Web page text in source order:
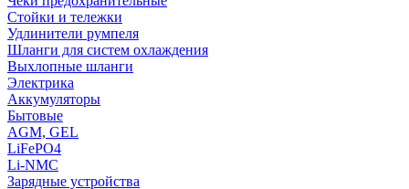
Стойки и тележки
Удлинители румпеля
Шланги для систем охлаждения
Выхлопные шланги
Электрика
Аккумуляторы
Бытовые
AGM, GEL
LiFePO4
Li-NMC
Зарядные устройства